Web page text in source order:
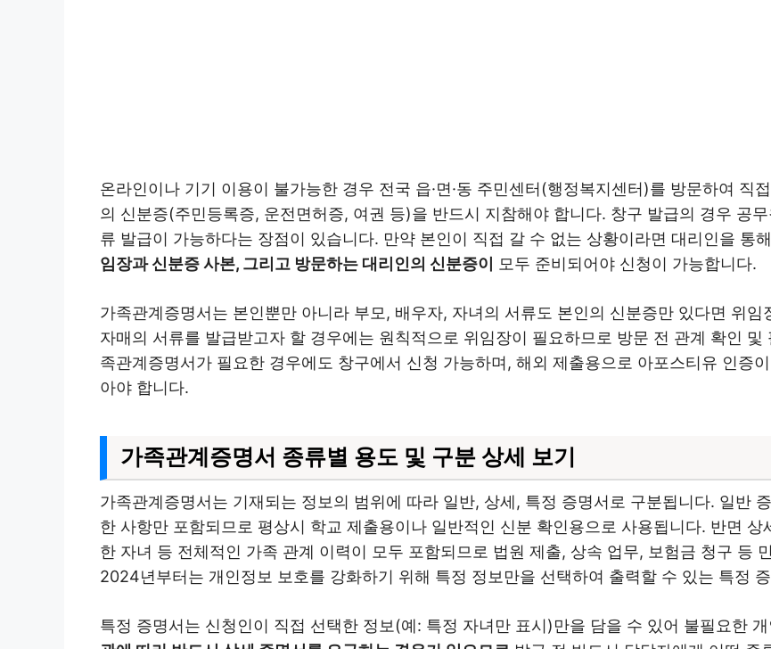
온라인이나 기기 이용이 불가능한 경우 전국 읍·면·동 주민센터(행정복지센터)를 방문하여 직
의 신분증(주민등록증, 운전면허증, 여권 등)을 반드시 지참해야 합니다. 창구 발급의 경우 공
류 발급이 가능하다는 장점이 있습니다. 만약 본인이 직접 갈 수 없는 상황이라면 대리인을 통
임장과 신분증 사본, 그리고 방문하는 대리인의 신분증이 모두 준비되어야 신청이 가능합니다.
가족관계증명서는 본인뿐만 아니라 부모, 배우자, 자녀의 서류도 본인의 신분증만 있다면 위
자매의 서류를 발급받고자 할 경우에는 원칙적으로 위임장이 필요하므로 방문 전 관계 확인
족관계증명서가 필요한 경우에도 창구에서 신청 가능하며, 해외 제출용으로 아포스티유 인증
아야 합니다.
가족관계증명서 종류별 용도 및 구분 상세 보기
가족관계증명서는 기재되는 정보의 범위에 따라 일반, 상세, 특정 증명서로 구분됩니다. 일반
한 사항만 포함되므로 평상시 학교 제출용이나 일반적인 신분 확인용으로 사용됩니다. 반면
한 자녀 등 전체적인 가족 관계 이력이 모두 포함되므로 법원 제출, 상속 업무, 보험금 청구 등
2024년부터는 개인정보 보호를 강화하기 위해 특정 정보만을 선택하여 출력할 수 있는 특정
특정 증명서는 신청인이 직접 선택한 정보(예: 특정 자녀만 표시)만을 담을 수 있어 불필요한